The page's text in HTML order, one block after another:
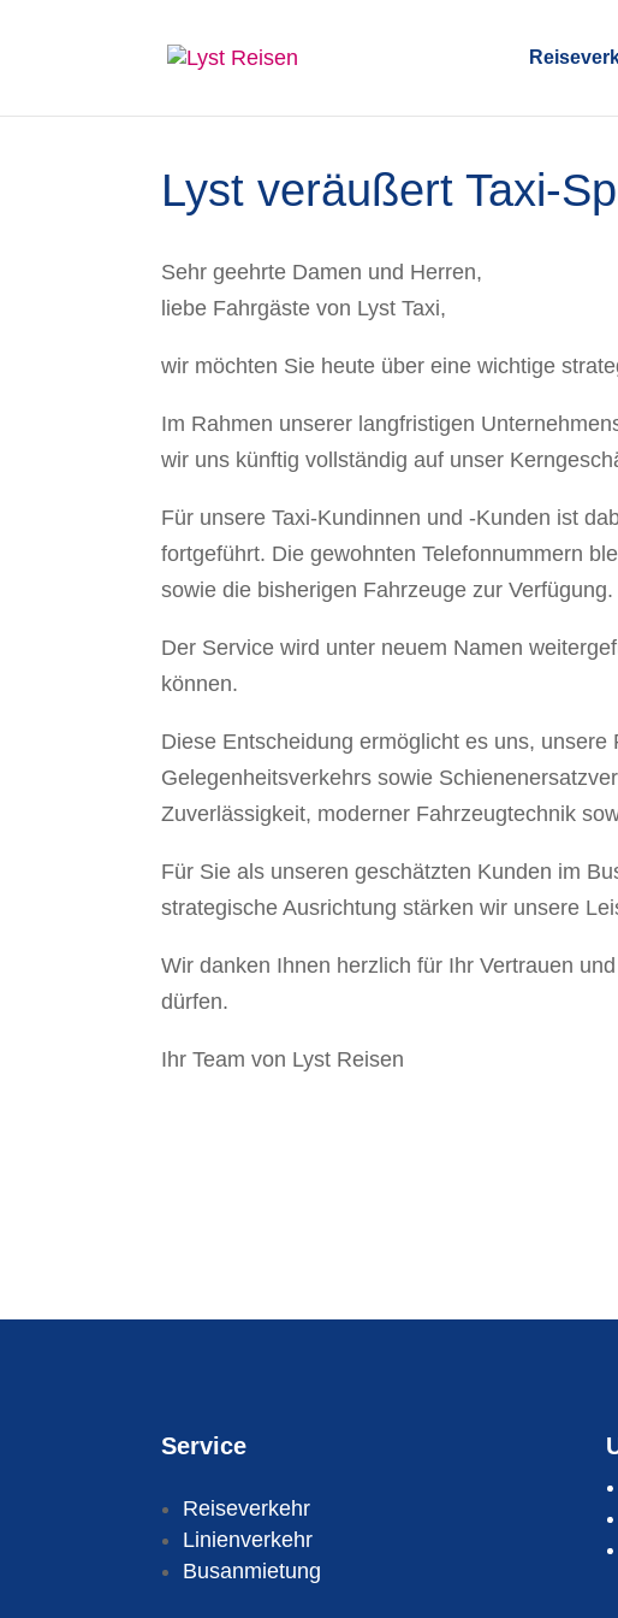
Lyst veräußert Taxi-
Sehr geehrte Damen und Herren,
liebe Fahrgäste von Lyst Taxi,
wir möchten Sie heute über eine wichtige
Im Rahmen unserer langfristigen
wir uns künftig vollständig auf unser
Für unsere Taxi-Kundinnen und -Kunden ist
fortgeführt. Die gewohnten Telefonnummern
sowie die bisherigen Fahrzeuge zur Verfügung.
Der Service wird unter neuem Namen
können.
Diese Entscheidung ermöglicht es uns,
Gelegenheitsverkehrs sowie
Zuverlässigkeit, moderner Fahrzeugtechnik
Für Sie als unseren geschätzten Kunden im
strategische Ausrichtung stärken wir unsere
Wir danken Ihnen herzlich für Ihr Vertrauen
dürfen.
Ihr Team von Lyst Reisen
Service
Reiseverkehr
Linienverkehr
Busanmietung